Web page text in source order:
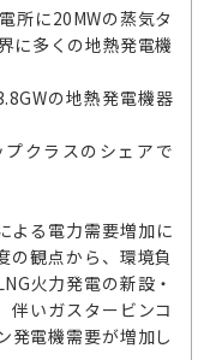
所に20MWの蒸気タ
に多くの地熱発電機
の地熱発電機器
クラスのシェアで
よる電力需要増加に
の観点から、環境負
火力発電の新設・
伴いガスタービンコ
発電機需要が増加し